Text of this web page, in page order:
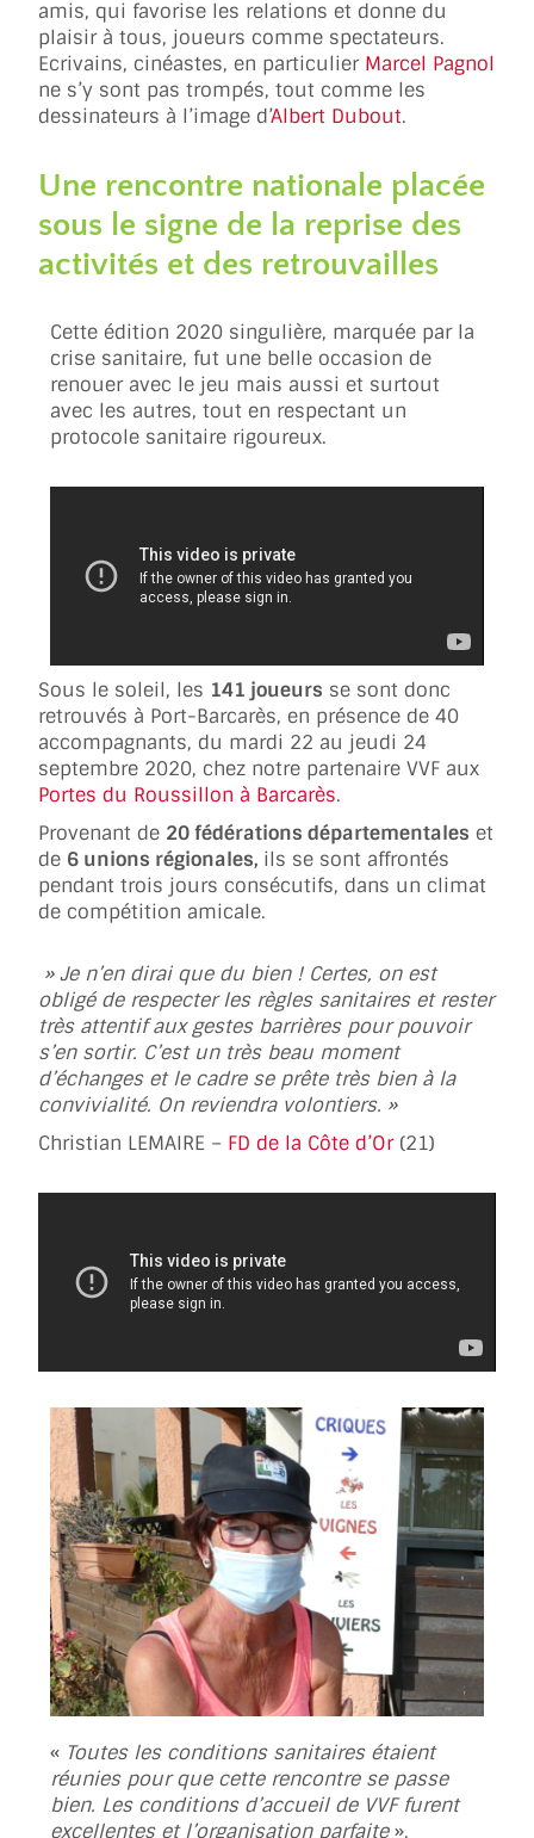
amis, qui favorise les relations et donne du
plaisir à tous, joueurs comme spectateurs.
Ecrivains, cinéastes, en particulier Marcel Pagnol
ne s’y sont pas trompés, tout comme les
dessinateurs à l’image d’Albert Dubout.
Une rencontre nationale placée
sous le signe de la reprise des
activités et des retrouvailles
Cette édition 2020 singulière, marquée par la
crise sanitaire, fut une belle occasion de
renouer avec le jeu mais aussi et surtout
avec les autres, tout en respectant un
protocole sanitaire rigoureux.
Sous le soleil, les 141 joueurs se sont donc
retrouvés à Port-Barcarès, en présence de 40
accompagnants, du mardi 22 au jeudi 24
septembre 2020, chez notre partenaire VVF aux
Portes du Roussillon à Barcarès.
Provenant de 20 fédérations départementales et
de 6 unions régionales, ils se sont affrontés
pendant trois jours consécutifs, dans un climat
de compétition amicale.
» Je n’en dirai que du bien ! Certes, on est
obligé de respecter les règles sanitaires et rester
très attentif aux gestes barrières pour pouvoir
s’en sortir. C’est un très beau moment
d’échanges et le cadre se prête très bien à la
convivialité. On reviendra volontiers. »
Christian LEMAIRE – FD de la Côte d’Or(21)
« Toutes les conditions sanitaires étaient
réunies pour que cette rencontre se passe
bien. Les conditions d’accueil de VVF furent
excellentes et l’organisation parfaite».